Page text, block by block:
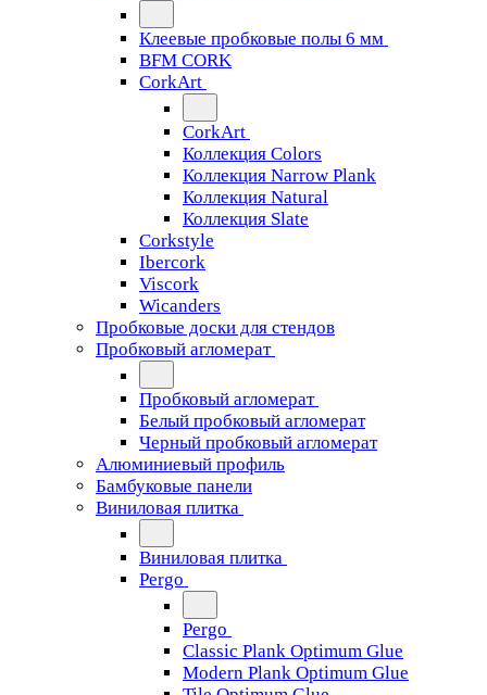
Клеевые пробковые полы 6 мм
BFM CORK
CorkArt
CorkArt
Коллекция Colors
Коллекция Narrow Plank
Коллекция Natural
Коллекция Slate
Corkstyle
Ibercork
Viscork
Wicanders
Пробковые доски для стендов
Пробковый агломерат
Пробковый агломерат
Белый пробковый агломерат
Черный пробковый агломерат
Алюминиевый профиль
Бамбуковые панели
Виниловая плитка
Виниловая плитка
Pergo
Pergo
Classic Plank Optimum Glue
Modern Plank Optimum Glue